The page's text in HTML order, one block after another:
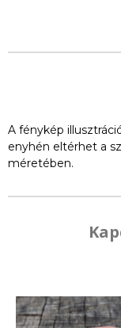
A fénykép
enyhén eltérhet a
méretében.